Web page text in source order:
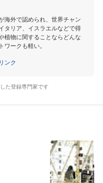
海外で認められ、世界チャン
タリア、イスラエルなどで得
植物に関することならどんな
ークも軽い。
ンク
た登録専門家です